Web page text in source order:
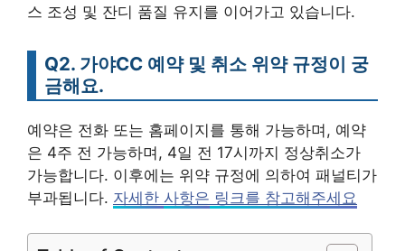
스 조성 및 잔디 품질 유지를 이어가고 있습니다.
Q2. 가야CC 예약 및 취소 위약 규정이 궁
금해요.
예약은 전화 또는 홈페이지를 통해 가능하며, 예약
은 4주 전 가능하며, 4일 전 17시까지 정상취소가
가능합니다. 이후에는 위약 규정에 의하여 패널티가
부과됩니다. 자세한 사항은 링크를 참고해주세요